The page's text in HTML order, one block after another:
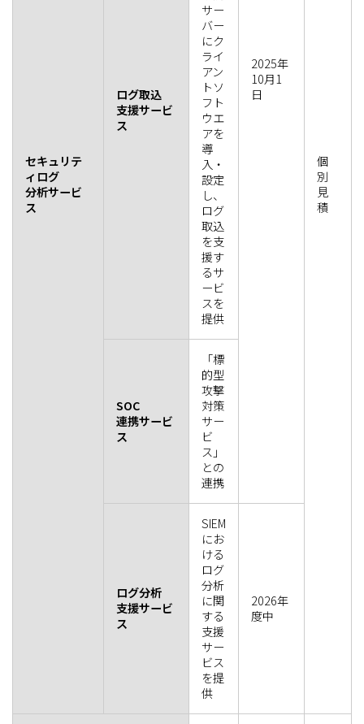
セキュリテ
ィログ
分析サービ
ス
2025年
10月1
日
個
別
見
積
ログ取込
支援サービ
ス
サー
バー
にク
ライ
アン
トソ
フト
ウエ
アを
導
入・
設定
し、
ログ
取込
を支
援す
るサ
ービ
スを
提供
SOC
連携サービ
ス
「標
的型
攻撃
対策
サー
ビ
ス」
との
連携
ログ分析
支援サービ
ス
SIEM
にお
ける
ログ
分析
に関
する
支援
サー
ビス
を提
供
2026年
度中